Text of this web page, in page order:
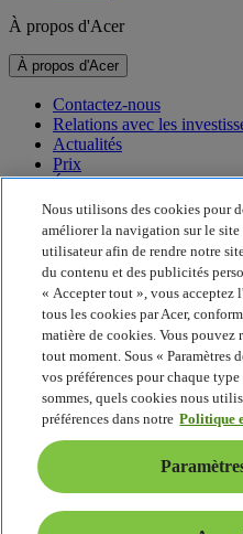
À propos d'Acer
À propos d'Acer
Contactez-nous
Relations avec les
Actualités
Prix
Événements
Développement durable
Développement durable
Responsabilité sociale de
Empreinte carbone du
Project Humanity
Earthion
Politique de confidentialité
Politique en matière de cookies
Mentions légales
Informations légales
Politique en matière
Paramètres des cookies
France - Français
Nous utilisons des cookies pour
améliorer la navigation sur le site
utilisateur afin de rendre notre
du contenu et des publicités
« Accepter tout », vous
tous les cookies par Acer,
matière de cookies. Vous pouvez
tout moment. Sous « Paramètres
vos préférences pour chaque
sommes, quels cookies nous
préférences dans notre Politique